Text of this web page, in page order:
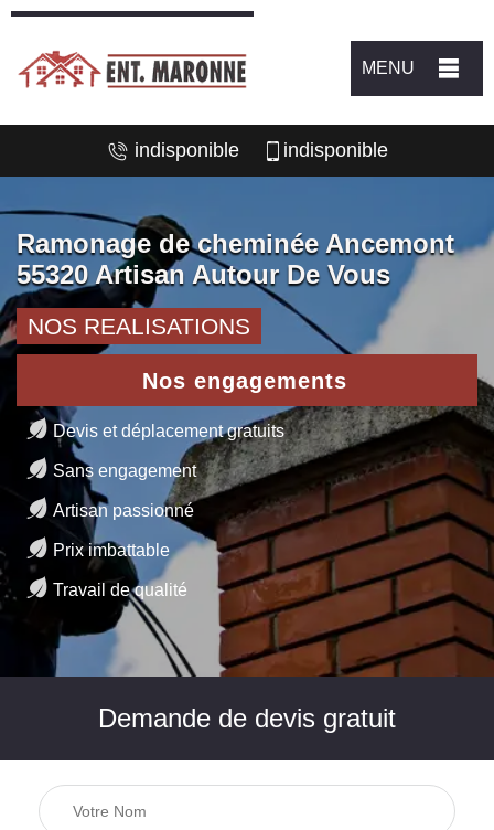
MENU
indisponible indisponible
Ramonage de cheminée Ancemont
55320 Artisan Autour De Vous
NOS REALISATIONS
Nos engagements
Devis et déplacement gratuits
Sans engagement
Artisan passionné
Prix imbattable
Travail de qualité
Demande de devis gratuit